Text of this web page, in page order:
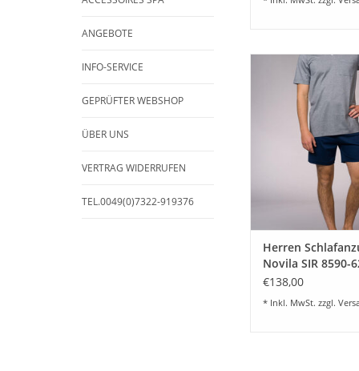
ANGEBOTE
INFO-SERVICE
GEPRÜFTER WEBSHOP
ÜBER UNS
VERTRAG WIDERRUFEN
TEL.0049(0)7322-919376
Schöner eleganter
SIR 8590 mit kurzer
kurzen Ärmeln Farbe
V-Ausschnitt mit
Größe 48-60
ZUM WARENKORB
Herren
Novila SIR 8590-
kurz -marineblau
€138,00
* Inkl. MwSt. zzgl.